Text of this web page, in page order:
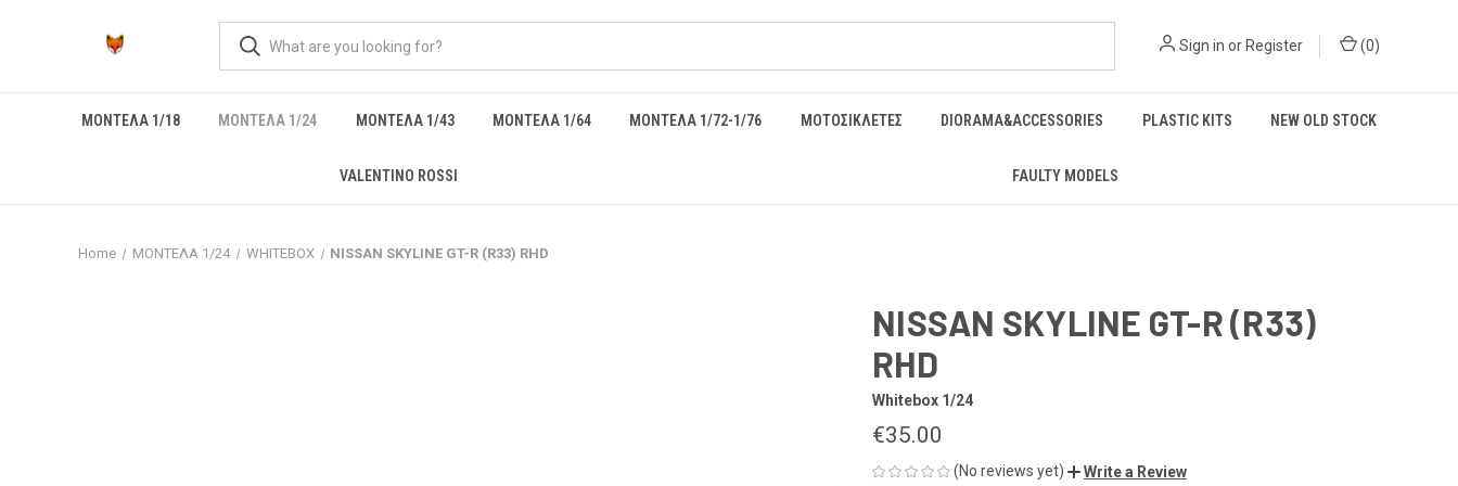
Sign in or Register (0)
ΜΟΝΤΕΛΑ 1/18 ΜΟΝΤΕΛΑ 1/24 ΜΟΝΤΕΛΑ 1/43 ΜΟΝΤΕΛΑ 1/64 ΜΟΝΤΕΛΑ 1/72-1/76 ΜΟΤΟΣΙΚΛΕΤΕΣ DIORAMA&ACCESSORIES PLASTIC KITS NEW OLD STOCK
VALENTINO ROSSI FAULTY MODELS
Home ΜΟΝΤΕΛΑ 1/24 WHITEBOX NISSAN SKYLINE GT-R (R33) RHD
NISSAN SKYLINE GT-R (R33)
RHD
Whitebox 1/24
€35.00
(No reviews yet) Write a Review